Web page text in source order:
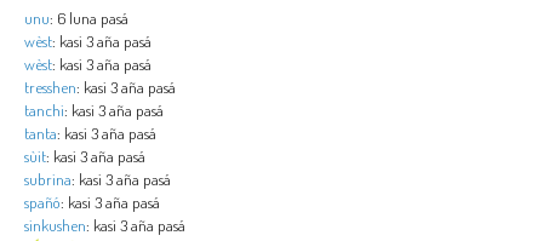
unu: 6 luna pasá
wèst: kasi 3 aña pasá
wèst: kasi 3 aña pasá
tresshen: kasi 3 aña pasá
tanchi: kasi 3 aña pasá
tanta: kasi 3 aña pasá
sùit: kasi 3 aña pasá
subrina: kasi 3 aña pasá
spañó: kasi 3 aña pasá
sinkushen: kasi 3 aña pasá